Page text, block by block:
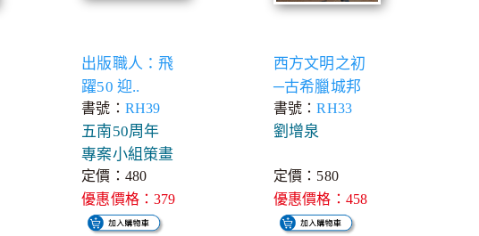
出版職人：飛
躍50 迎..
書號： RH39
五南50周年
專案小組策畫
定價：480
優惠價格：379
西方文明之初
─古希臘城邦
書號：RH33
劉增泉
定價：580
優惠價格：458